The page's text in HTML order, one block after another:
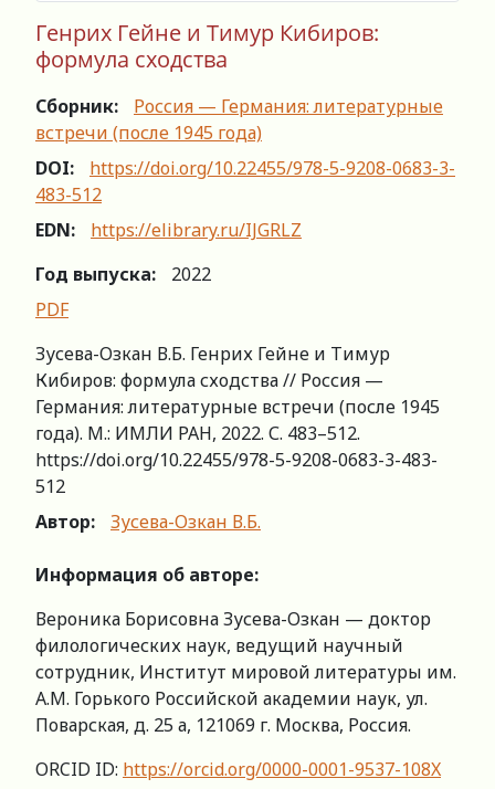
Генрих Гейне и Тимур Кибиров:
формула сходства
Сборник:
Россия — Германия: литературные
встречи (после 1945 года)
DOI:
https://doi.org/10.22455/978-5-9208-0683-3-
483-512
EDN:
https://elibrary.ru/IJGRLZ
Год выпуска:
2022
PDF
Зусева-Озкан В.Б. Генрих Гейне и Тимур
Кибиров: формула сходства // Россия —
Германия: литературные встречи (после 1945
года). М.: ИМЛИ РАН, 2022. С. 483–512.
https://doi.org/10.22455/978-5-9208-0683-3-483-
512
Автор:
Зусева-Озкан В.Б.
Информация об авторе:
Вероника Борисовна Зусева-Озкан — доктор
филологических наук, ведущий научный
сотрудник, Институт мировой литературы им.
А.М. Горького Российской академии наук, ул.
Поварская, д. 25 а, 121069 г. Москва, Россия.
ORCID ID: https://orcid.org/0000-0001-9537-108X